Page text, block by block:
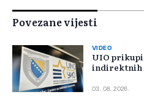
Povezane vijesti
VIDEO
UIO
indirektnih
03. 08. 2026.